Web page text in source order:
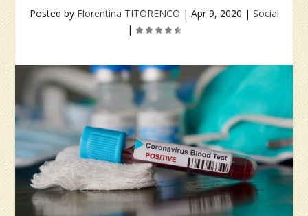
Posted by Florentina TITORENCO | Apr 9, 2020 | Social
|